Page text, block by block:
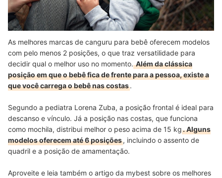
As melhores marcas de canguru para bebê oferecem modelos
com pelo menos 2 posições, o que traz versatilidade para
decidir qual o melhor uso no momento.Além da clássica
posição em que o bebê fica de frente para a pessoa, existe a
que você carrega o bebê nas costas.
Segundo a pediatra Lorena Zuba, a posição frontal é ideal para
descanso e vínculo. Já a posição nas costas, que funciona
como mochila, distribui melhor o peso acima de 15 kg. Alguns
modelos oferecem até 6 posições, incluindo o assento de
quadril e a posição de amamentação.
Aproveite e leia também o artigo da mybest sobre os melhores